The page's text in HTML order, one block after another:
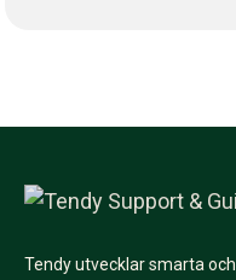
Tendy utvecklar smarta och